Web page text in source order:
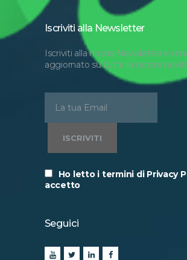
Iscriviti alla Newsletter
Iscriviti alla nostra Newsletter e
aggiornato su tutte le nostre
Ho letto i termini di Privacy
accetto
Seguici